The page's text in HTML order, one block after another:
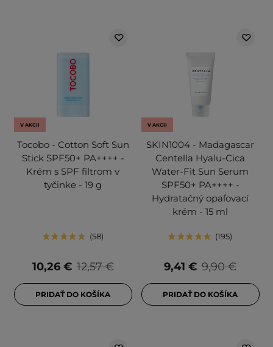
V AKCII
Tocobo - Cotton Soft Sun
Stick SPF50+ PA++++ -
Krém s SPF filtrom v
tyčinke - 19 g
58
12,57 €
10,26 €
PRIDAŤ DO KOŠÍKA
V AKCII
SKIN1004 - Madagascar
Centella Hyalu-Cica
Water-Fit Sun Serum
SPF50+ PA++++ -
Hydratačný opaľovací
krém - 15 ml
195
9,90 €
9,41 €
PRIDAŤ DO KOŠÍKA